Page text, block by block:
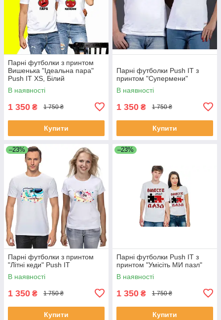
Парні футболки з принтом
Вишенька "Ідеальна пара"
Push IT XS, Білий
В наявності
1 350 ₴ 1 750 ₴
Купити
Парні футболки Push IT з
принтом "Супермени"
В наявності
1 350 ₴ 1 750 ₴
Купити
–23%
Парні футболки з принтом
"Літні кеди" Push IT
В наявності
1 350 ₴ 1 750 ₴
Купити
–23%
Парні футболки Push IT з
принтом "Умісіть МИ пазл"
В наявності
1 350 ₴ 1 750 ₴
Купити